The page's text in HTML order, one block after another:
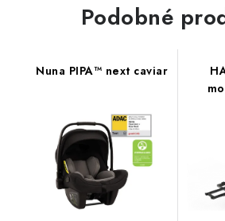
Podobné
Nuna PIPA™ next caviar